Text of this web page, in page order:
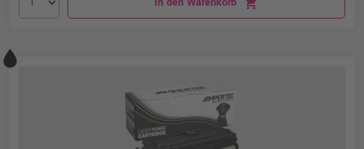
shopping_cart